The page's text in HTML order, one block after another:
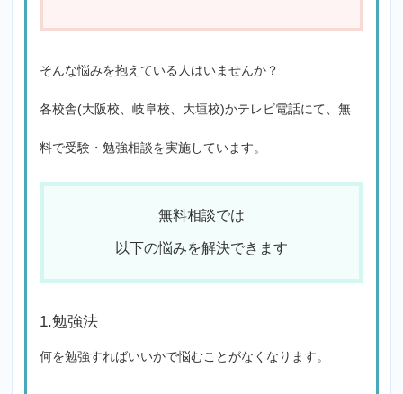
そんな悩みを抱えている人はいませんか？
各校舎(大阪校、岐阜校、大垣校)かテレビ電話にて、無
料で受験・勉強相談を実施しています。
無料相談では
以下の悩みを解決できます
1.勉強法
何を勉強すればいいかで悩むことがなくなります。